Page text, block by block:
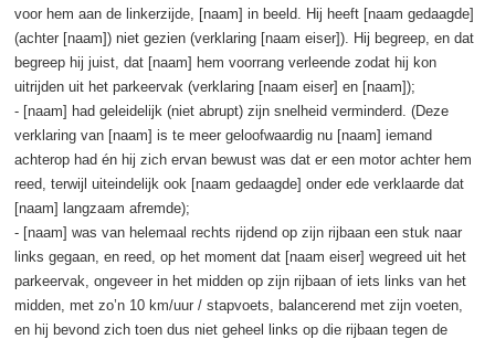
voor hem aan de linkerzijde, [naam] in beeld. Hij heeft [naam gedaagde]
(achter [naam]) niet gezien (verklaring [naam eiser]). Hij begreep, en dat
begreep hij juist, dat [naam] hem voorrang verleende zodat hij kon
uitrijden uit het parkeervak (verklaring [naam eiser] en [naam]);
- [naam] had geleidelijk (niet abrupt) zijn snelheid verminderd. (Deze
verklaring van [naam] is te meer geloofwaardig nu [naam] iemand
achterop had én hij zich ervan bewust was dat er een motor achter hem
reed, terwijl uiteindelijk ook [naam gedaagde] onder ede verklaarde dat
[naam] langzaam afremde);
- [naam] was van helemaal rechts rijdend op zijn rijbaan een stuk naar
links gegaan, en reed, op het moment dat [naam eiser] wegreed uit het
parkeervak, ongeveer in het midden op zijn rijbaan of iets links van het
midden, met zo’n 10 km/uur / stapvoets, balancerend met zijn voeten,
en hij bevond zich toen dus niet geheel links op die rijbaan tegen de